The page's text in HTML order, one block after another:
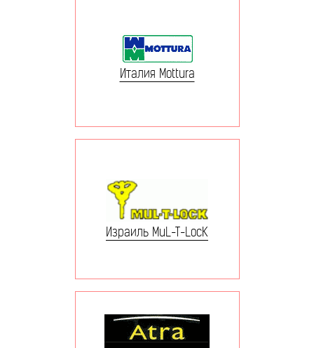
Италия Mottura
Израиль MuL-T-LocK